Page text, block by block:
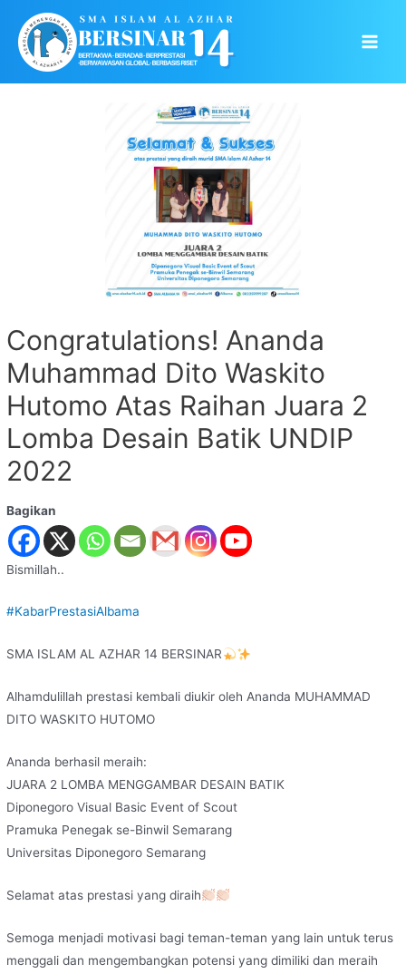
content
Congratulations! Ananda
Muhammad Dito Waskito
Hutomo Atas Raihan Juara 2
Lomba Desain Batik UNDIP
2022
Bagikan
Bismillah..
#KabarPrestasiAlbama
SMA ISLAM AL AZHAR 14 BERSINAR
Alhamdulillah prestasi kembali diukir oleh Ananda MUHAMMAD
DITO WASKITO HUTOMO
Ananda berhasil meraih:
JUARA 2 LOMBA MENGGAMBAR DESAIN BATIK
Diponegoro Visual Basic Event of Scout
Pramuka Penegak se-Binwil Semarang
Universitas Diponegoro Semarang
Selamat atas prestasi yang diraih
Semoga menjadi motivasi bagi teman-teman yang lain untuk terus
menggali dan mengembangkan potensi yang dimiliki dan meraih